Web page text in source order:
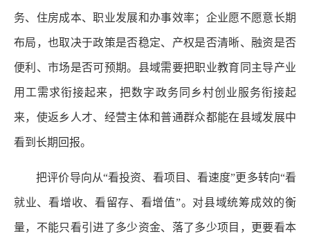
务、住房成本、职业发展和办事效率；企业愿不愿意长期
布局，也取决于政策是否稳定、产权是否清晰、融资是否
便利、市场是否可预期。县域需要把职业教育同主导产业
用工需求衔接起来，把数字政务同乡村创业服务衔接起
来，使返乡人才、经营主体和普通群众都能在县域发展中
看到长期回报。
把评价导向从“看投资、看项目、看速度”更多转向“看
就业、看增收、看留存、看增值”。对县域统筹成效的衡
量，不能只看引进了多少资金、落了多少项目，更要看本